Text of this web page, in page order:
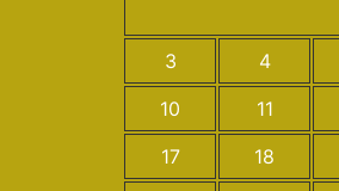
3
4
10
11
17
18